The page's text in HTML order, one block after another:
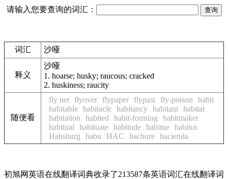
请输入您要查询的词汇：
词汇 沙哑
释义
沙哑
1. hoarse; husky; raucous; cracked
2. huskiness; raucity
随便看
fly net flyover flypaper flypast fly-poison
habit
habitable habitacle habitancy habitant habitat
habitation
habited habit-forming
habitmaker
habitual
habituate habitude habitue habitus
Habsburg
habu HAC hachure hacienda
初旭网英语在线翻译词典收录了213587条英语词汇在线翻译词